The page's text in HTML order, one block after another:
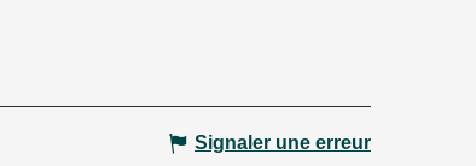
Signaler une erreur